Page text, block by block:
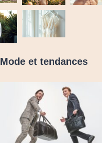
Mode et tendances